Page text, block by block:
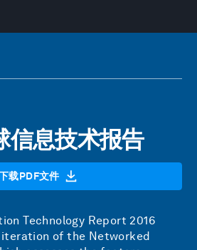
信息技术报告
载PDF文件
Technology Report 2016
of the Networked